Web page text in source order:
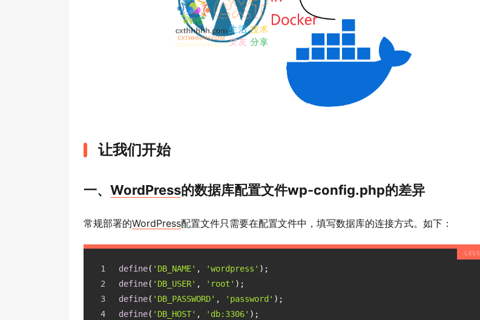
让我们开始
一、 WordPress的数据库配置文件wp-config.php的差异
常规部署的WordPress配置文件只需要在配置文件中，填写数据库的连接方式。如下：
define( 'DB_NAME' , 'wordpress' );
define( 'DB_USER' , 'root' );
define( 'DB_PASSWORD' , 'password' );
define( 'DB_HOST' , 'db:3306' );